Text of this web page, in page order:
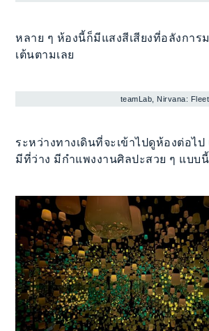
หลาย ๆ ห้องนี้ก็มีแสงสีเสียงที่อลังการ
เต้นตามเลย
teamLab, Nirvana:
ระหว่างทางเดินที่จะเข้าไปดูห้องต่อไป
มีที่ว่าง มีกำแพงงานศิลปะสวย ๆ แบบ